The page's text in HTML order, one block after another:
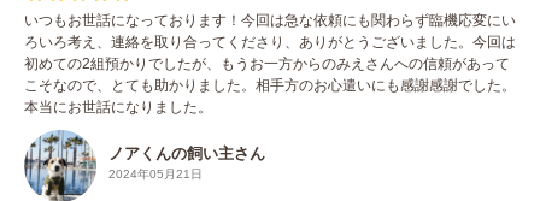
いつもお世話になっております！今回は急な依頼にも関わらず臨機応変にい
ろいろ考え、連絡を取り合ってくださり、ありがとうございました。今回は
初めての2組預かりでしたが、もうお一方からのみえさんへの信頼があって
こそなので、とても助かりました。相手方のお心遣いにも感謝感謝でした。
本当にお世話になりました。
ノアくんの飼い主さん
2024年05月21日